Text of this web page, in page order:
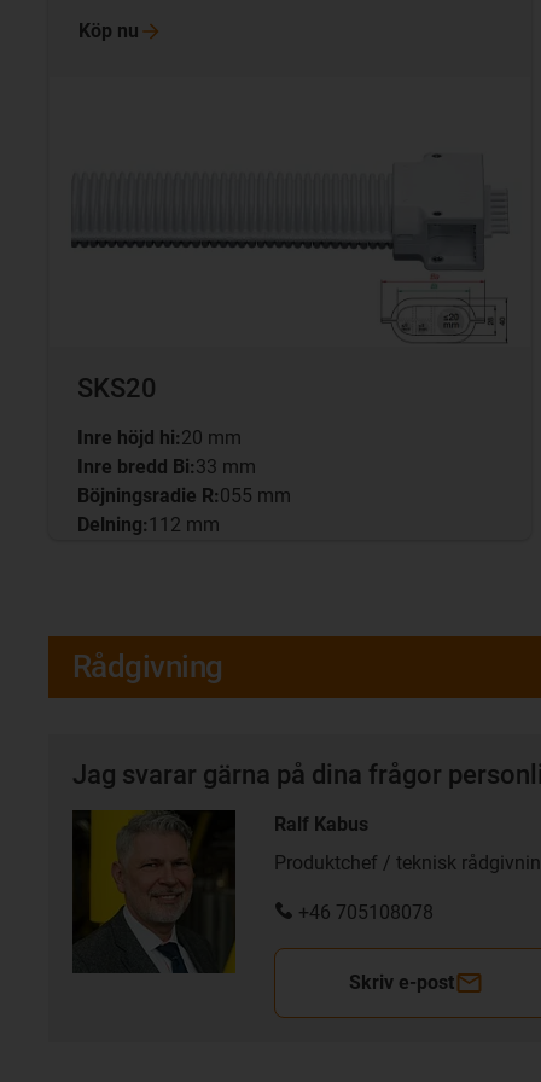
SKS20
Inre höjd hi:20 mm
Inre bredd Bi:33 mm
Böjningsradie R:055 mm
Delning:112 mm
Köp nu
Rådgivning
Jag svarar gärna på dina frågor
Ralf Kabus
Produktchef / teknisk
+46 705108078
Skriv e-post